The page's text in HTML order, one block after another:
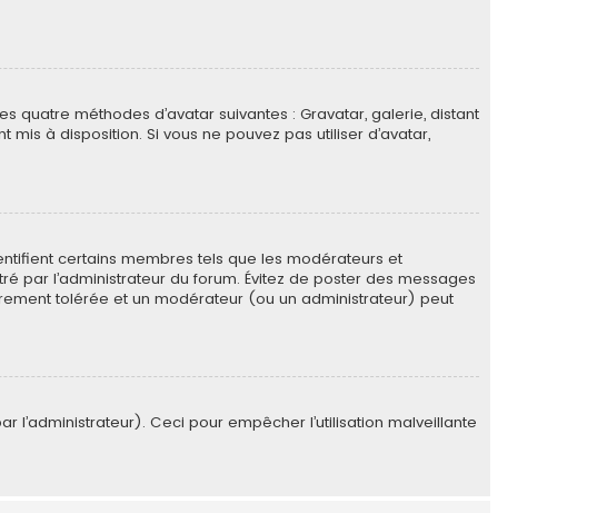
quatre méthodes d’avatar suivantes : Gravatar, galerie, distant
à disposition. Si vous ne pouvez pas utiliser d’avatar,
certains membres tels que les modérateurs et
par l’administrateur du forum. Évitez de poster des messages
tolérée et un modérateur (ou un administrateur) peut
l’administrateur). Ceci pour empêcher l’utilisation malveillante